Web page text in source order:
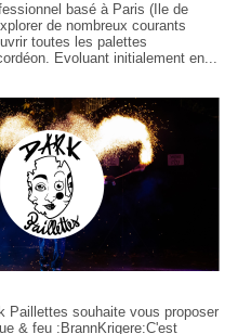
basé à Paris (Ile de
de nombreux courants
toutes les palettes
Evoluant initialement en...
Paillettes souhaite vous proposer
& feu :BrannKrigere:C'est